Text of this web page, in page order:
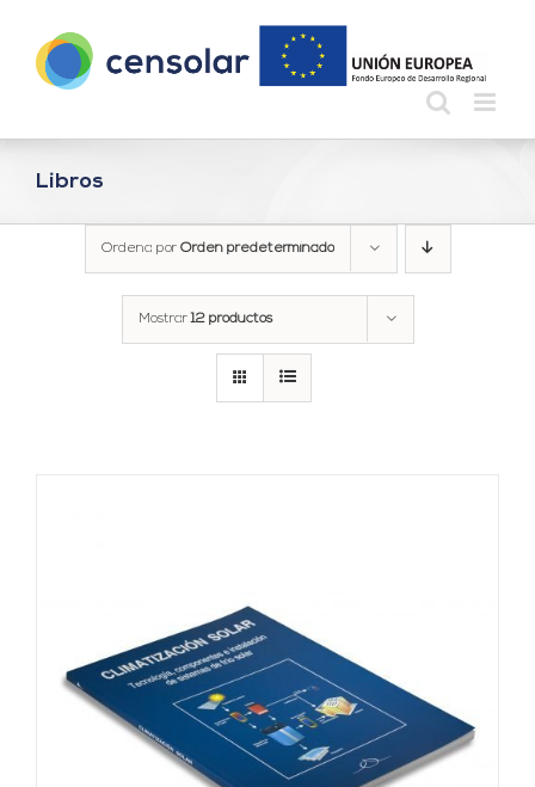
contenido
Libros
Ordena por Orden predeterminado
Mostrar12 productos